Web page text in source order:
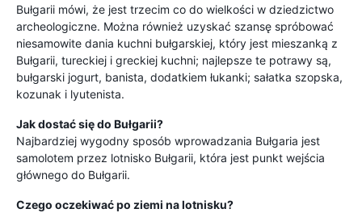
Bułgarii mówi, że jest trzecim co do wielkości w dziedzictwo
archeologiczne. Można również uzyskać szansę spróbować
niesamowite dania kuchni bułgarskiej, który jest mieszanką z
Bułgarii, tureckiej i greckiej kuchni; najlepsze te potrawy są,
bułgarski jogurt, banista, dodatkiem łukanki; sałatka szopska,
kozunak i lyutenista.
Jak dostać się do Bułgarii?
Najbardziej wygodny sposób wprowadzania Bułgaria jest
samolotem przez lotnisko Bułgarii, która jest punkt wejścia
głównego do Bułgarii.
Czego oczekiwać po ziemi na lotnisku?